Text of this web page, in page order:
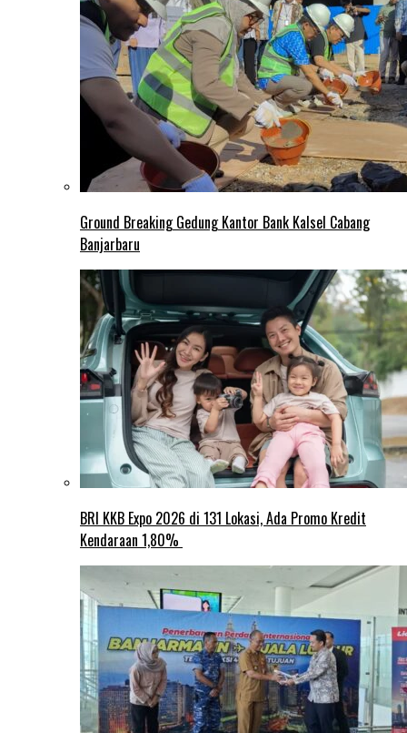
Ground Breaking Gedung Kantor Bank Kalsel Cabang
Banjarbaru
BRI KKB Expo 2026 di 131 Lokasi, Ada Promo Kredit
Kendaraan 1,80%